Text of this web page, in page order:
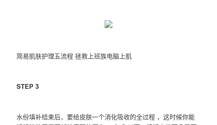
简易肌肤护理五流程 拯救上班族电脑上肌
STEP 3
水份填补结束后，要给皮肤一个消化吸收的全过程 ，这时候你能